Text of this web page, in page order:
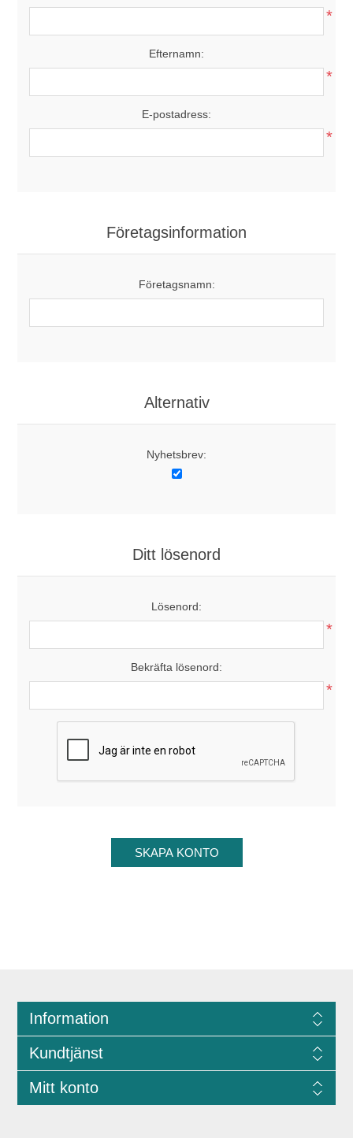
*
Efternamn:
*
E-postadress:
*
Företagsinformation
Företagsnamn:
Alternativ
Nyhetsbrev:
Ditt lösenord
Lösenord:
*
Bekräfta lösenord:
*
Information
Kundtjänst
Mitt konto